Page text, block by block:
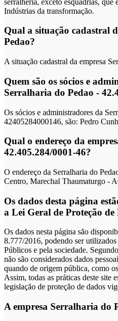
Indústrias da transformação.
Qual a situação cadastral
Pedao?
A situação cadastral da empresa
Quem são os sócios e
Serralharia do Pedao -
Os sócios e administradores da
42405284000146, são: Pedro
Qual o endereço da
42.405.284/0001-46?
O endereço da Serralharia do
Centro, Marechal Thaumaturgo -
Os dados desta página
a Lei Geral de Proteção
Os dados nesta página são
8.777/2016, podendo ser
Públicos e pela sociedade.
não são considerados dados
quando de origem pública, como
Assim, todas as práticas deste site
legislação de proteção de dados
A empresa Serralharia do